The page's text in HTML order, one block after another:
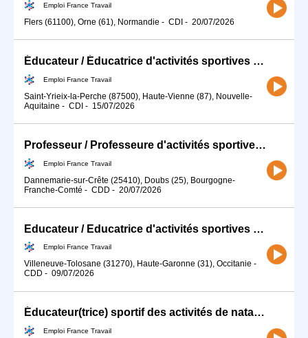
Emploi France Travail
Flers (61100), Orne (61), Normandie - CDI - 20/07/2026
Éducateur / Éducatrice d'activités sportives (H/F)
Emploi France Travail
Saint-Yrieix-la-Perche (87500), Haute-Vienne (87), Nouvelle-
Aquitaine - CDI - 15/07/2026
Professeur / Professeure d'activités sportives (H/F)
Emploi France Travail
Dannemarie-sur-Crête (25410), Doubs (25), Bourgogne-
Franche-Comté - CDD - 20/07/2026
Educateur / Educatrice d'activités sportives (H/F)
Emploi France Travail
Villeneuve-Tolosane (31270), Haute-Garonne (31), Occitanie -
CDD - 09/07/2026
Éducateur(trice) sportif des activités de natation (H/F)
Emploi France Travail